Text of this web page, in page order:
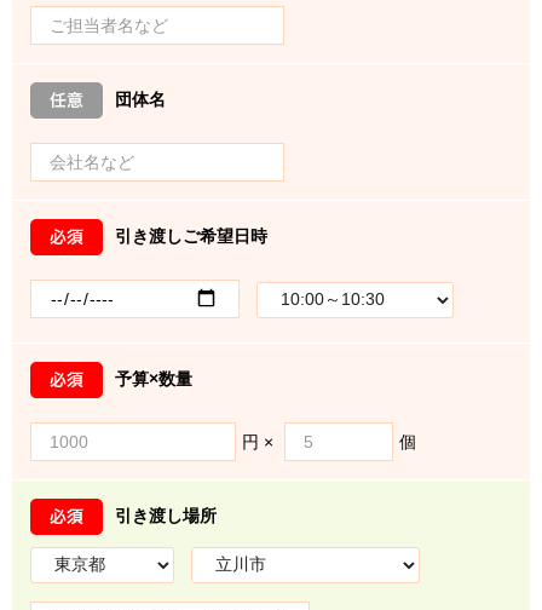
団体名
引き渡しご希望日時
予算×数量
円 × 個
引き渡し場所